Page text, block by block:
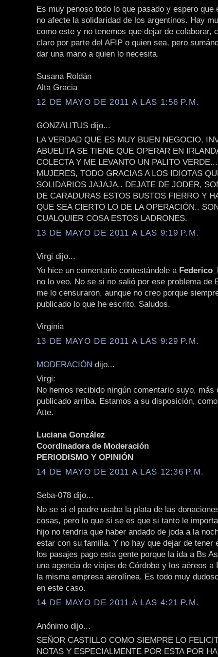
Es muy penoso todo lo que pasado y espero que
no afecte la solidaridad de los argentinos. Hay
como este y no tenemos que dejar de colaborar,
claro por parte del AFIP o quien sea, pero
dar una mano a quien lo necesita.
Susana Roldán
Alta Gracia
12 DE MAYO DE 2011 A LAS 1:56 P.M.
GONZALITUS dijo...
LA VERDAD QUE ES MUY BUEN NEGOCIO,
ABUELITA SE TIENE QUE OPERAR EN
COLECTA Y ME LEVANTO UN PALITO
MUJERES, TODO GRACIAS A LOS IDIOTAS
SOLIDARIOS JAJAJA.. DEJATE DE JODER,
DE CARADURAS ESTOS BUSTOS FIERRO Y
QUE SEA CIERTO LO DE LA OPERACIÓN..
CUALQUIER COSA ESTOS LADRONES.
13 DE MAYO DE 2011 A LAS 9:19 P.M.
Virgi dijo...
Yo hice un comentario contestándole a
no lo veo. No se si no salió por ese problema de
me lo censuraron, aunque no creo porque
publicado lo que he escrito. Saludos.
Virginia
13 DE MAYO DE 2011 A LAS 9:29 P.M.
MODERACIÓN dijo...
Virgi:
No hemos recibido ningún comentario suyo, más
publicado arriba. Estamos a su disposición,
Atte.
Luciana González
Coordinadora de Moderación
PERIODISMO Y OPINIÓN
14 DE MAYO DE 2011 A LAS 12:36 P.M.
Seba-078 dijo...
No se si el padre usaba la plata de las
cosas, pero lo que si se es que si tanto le
hijo no tendria que haber andado de joda a la
estar con su familia. Y no hay que dejar de tener
los pasajes pago esta gente porque la ida a Bs
una agencia de viajes de Córdoba y los aéreos a
la misma empresa aerolínea. Es todo muy
en este caso.
14 DE MAYO DE 2011 A LAS 4:21 P.M.
Anónimo dijo...
SEÑOR CASTILLO COMO SIEMPRE LO
NOTAS Y ESPECIALMENTE POR ESTA POR